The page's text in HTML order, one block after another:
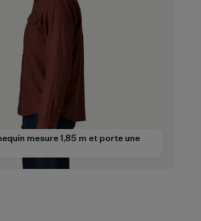
mesure 1,85 m et porte une